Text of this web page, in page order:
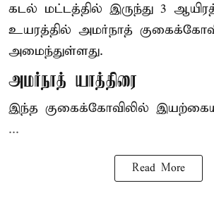
கடல் மட்டத்தில் இருந்து 3
உயரத்தில் அமர்நாத்
அமைந்துள்ளது.
அமர்நாத் யாத்திரை
இந்த குகைக்கோவிலில்
...
Read More